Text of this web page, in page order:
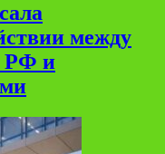
между
РФ и